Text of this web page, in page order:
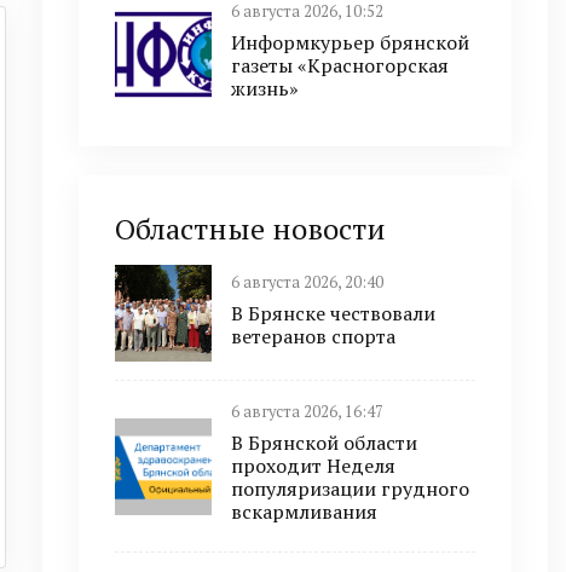
6 августа 2026, 10:52
Информкурьер брянской
газеты «Красногорская
жизнь»
Областные новости
6 августа 2026, 20:40
В Брянске чествовали
ветеранов спорта
6 августа 2026, 16:47
В Брянской области
проходит Неделя
популяризации грудного
вскармливания